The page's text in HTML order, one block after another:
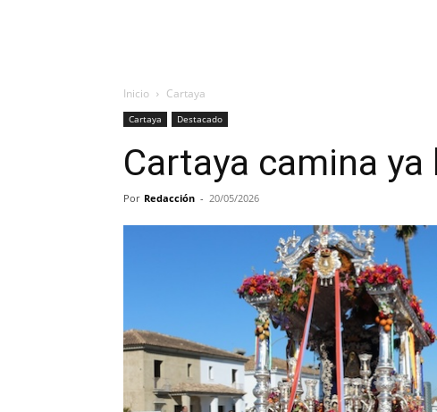
Inicio Cartaya
Cartaya Destacado
Cartaya camina ya
Por Redacción - 20/05/2026